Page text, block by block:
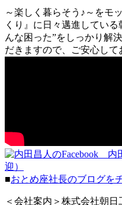
～楽しく暮らそう♪～をモ
くり』に日々邁進してい
んな困った”をしっかり解
だきますので、ご安心して
内
迎）
■おとめ座社長のブログを
＜会社案内＞株式会社朝日